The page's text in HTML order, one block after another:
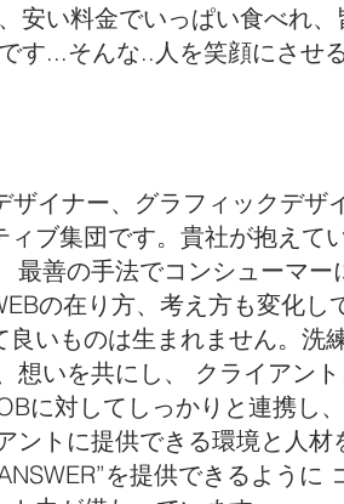
安い料金でいっぱい食べれ、
す...そんな..人を笑顔にさせ
イナー、グラフィックデザ
ブ集団です。貴社が抱えて
善の手法でコンシューマー
の在り方、考え方も変化し
いものは生まれません。洗
想いを共にし、 クライアン
に対してしっかりと連携し
トに提供できる環境と人材
を提供できるように